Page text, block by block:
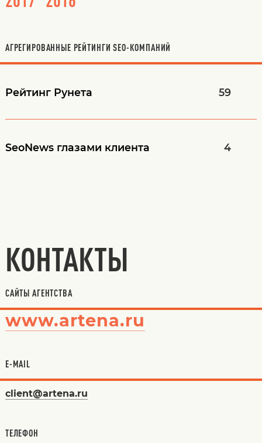
АГРЕГИРОВАННЫЕ РЕЙТИНГИ SEO-КОМПАНИЙ
Рейтинг Рунета 59
SeoNews глазами клиента 4
КОНТАКТЫ
САЙТЫ АГЕНТСТВА
www.artena.ru
E-MAIL
client@artena.ru
ТЕЛЕФОН